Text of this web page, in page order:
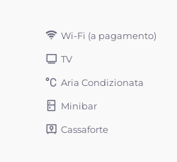
Wi-Fi (a pagamento)
TV
Aria Condizionata
Minibar
Cassaforte